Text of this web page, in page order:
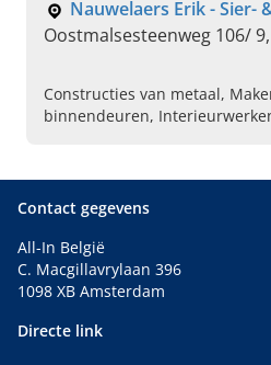
Nauwelaers Erik - Sier-
Oostmalsesteenweg 106/
Constructies van metaal,
binnendeuren,
plaatsen, Uitvoeren van
laten bouwen
Contact gegevens
All-In België
C. Macgillavrylaan 396
1098 XB Amsterdam
Directe link